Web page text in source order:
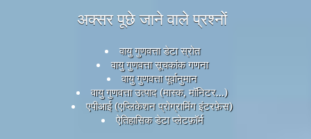
अक्सर पूछे जाने वाले प्रश्नों
वायु गुणवत्ता डेटा स्रोत
वायु गुणवत्ता सूचकांक गणना
वायु गुणवत्ता पूर्वानुमान
वायु गुणवत्ता उत्पाद (मास्क, मॉनिटर...)
एपीआई (एप्लिकेशन प्रोग्रामिंग इंटरफ़ेस)
ऐतिहासिक डेटा प्लेटफ़ॉर्म